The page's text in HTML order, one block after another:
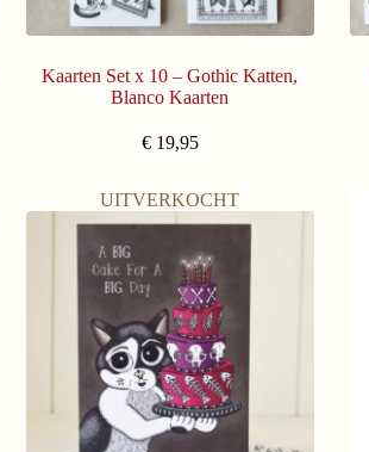
Kaarten Set x 10 – Gothic Katten,
Blanco Kaarten
€19,95
UITVERKOCHT